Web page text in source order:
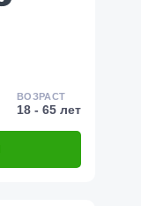
ВОЗРАСТ
18 - 65 лет